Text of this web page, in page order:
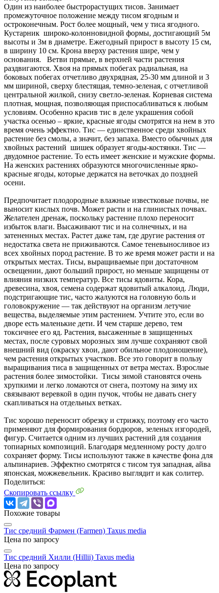
Один из наиболее быстрорастущих тисов. Занимает
промежуточное положение между тисом ягодным и
остроконечным. Рост более мощный, чем у тиса ягодного.
Кустарник широко-колонновидной формы, достигающий 5м
высоты и 3м в диаметре. Ежегодный прирост в высоту 15 см,
в ширину 10 см. Крона вверху растения шире, чем у
основания. Ветви прямые, в верхней части растения
раздвигаются. Хвоя на прямых побегах радиальная, на
боковых побегах отчетливо двухрядная, 25-30 мм длиной и 3
мм шириной, сверху блестящая, темно-зеленая, с отчетливой
центральной жилкой, снизу светло-зеленая. Корневая система
плотная, мощная, позволяющая приспосабливаться к любым
условиям. Особенно красив тис в деле украшения собой
участка осенью – яркие, красные ягоды смотрятся на нем в это
время очень эффектно. Тис — единственное среди хвойных
растение без смолы, а значит, без запаха. Вместо обычных для
хвойных растений шишек образует ягоды-костянки. Тис —
двудомное растение. То есть имеет женские и мужские формы.
На женских растениях образуются многочисленные ярко-
красные ягоды, которые держатся на веточках до поздней
осени.
Предпочитает плодородные влажные известковые почвы, не
выносит кислых почв. Может расти и на глинистых почвах.
Желателен дренаж, поскольку растение плохо переносит
избыток влаги. Высаживают тис и на солнечных, и на
затененных местах. Растет даже там, где другие растения от
недостатка света не приживаются. Самое теневыносливое из
всех хвойных пород растение. В то же время может расти и на
открытых местах. Тисы, выращиваемые при достаточном
освещении, дают больший прирост, но меньше защищены от
влияния низких температур. Все тисы ядовиты. Кора,
древесина, хвоя, семена содержат ядовитый алкалоид. Люди,
подстригающие тис, часто жалуются на головную боль и
головокружение — так действуют на организм летучие
вещества, выделяемые этим растением. Учтите это, если во
дворе есть маленькие дети. И чем старше дерево, тем
токсичнее его яд. Растения, высаженные в защищенных
местах, после суровых морозных зим лучше сохраняют свой
внешний вид (окраску хвои, дают обильное плодоношение),
чем растения открытых участков. Все это говорит в пользу
выращивания тиса в защищенных от ветра местах. Взрослые
растения более зимостойки. Тисы зимой становятся очень
хрупкими и легко ломаются от снега, поэтому на зиму их
связывают веревкой в один пучок, чтобы не давать снегу
скапливаться на отдельных ветках.
Тис хорошо переносит обрезку и стрижку, поэтому его часто
применяют для формирования бордюров, зеленых изгородей,
фигур. Считается одним из лучших растений для создания
топиарных композиций. Благодаря медленному росту долго
сохраняет форму. Тисы используют также в качестве фона для
альпинариев. Эффектно смотрятся с тисом туя западная, айва
японская, можжевельник. Красиво выглядит и как солитер.
Поделиться:
Скопировать ссылку
Похожие товары
Тис средний Фармен (Farmen) Taxus media
Цена по запросу
Тис средний Хилли (Hillii) Taxus media
Цена по запросу